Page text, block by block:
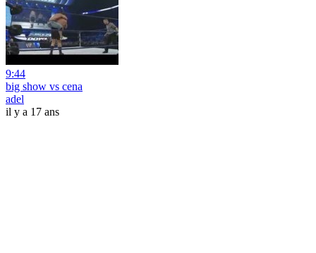
9:44
big show vs cena
adel
il y a 17 ans